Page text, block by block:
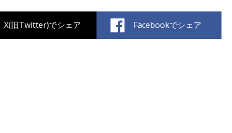
X(旧Twitter)でシェア Facebookでシェア